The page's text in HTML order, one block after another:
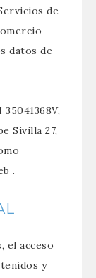
de
datos de
Sivilla 27,
.
el acceso
y